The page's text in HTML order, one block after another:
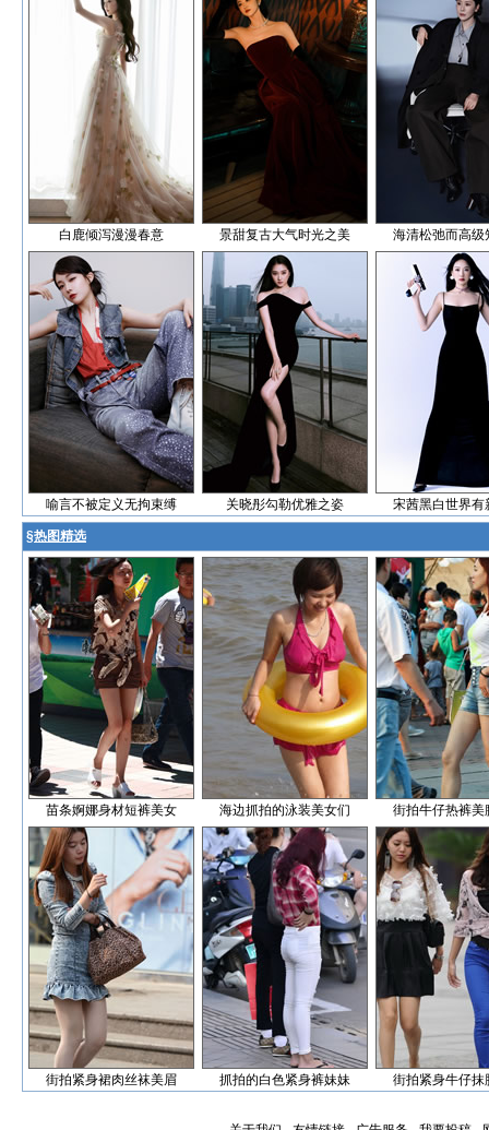
白鹿倾泻漫漫春意 景甜复古大气时光之美 海清松弛而高级
喻言不被定义无拘束缚 关晓彤勾勒优雅之姿 宋茜黑白世界有
§热图精选
苗条婀娜身材短裤美女 海边抓拍的泳装美女们 街拍牛仔热裤美
街拍紧身裙肉丝袜美眉 抓拍的白色紧身裤妹妹 街拍紧身牛仔抹